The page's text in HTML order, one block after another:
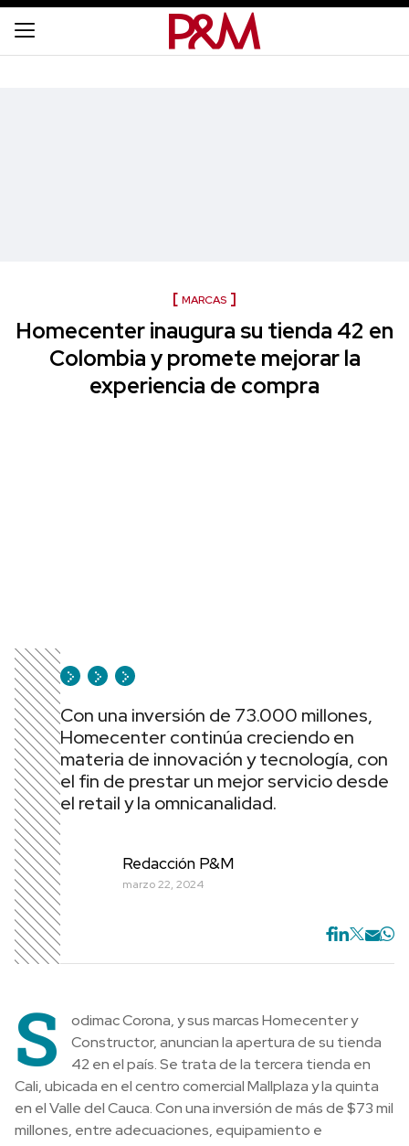
MARCAS
Homecenter inaugura su tienda 42 en
Colombia y promete mejorar la
experiencia de compra
Con una inversión de 73.000 millones,
Homecenter continúa creciendo en
materia de innovación y tecnología, con
el fin de prestar un mejor servicio desde
el retail y la omnicanalidad.
Redacción P&M
marzo 22, 2024
S
odimac Corona, y sus marcas Homecenter y
Constructor, anuncian la apertura de su tienda
42 en el país. Se trata de la tercera tienda en
Cali, ubicada en el centro comercial Mallplaza y la quinta
en el Valle del Cauca. Con una inversión de más de $73 mil
millones, entre adecuaciones, equipamiento e